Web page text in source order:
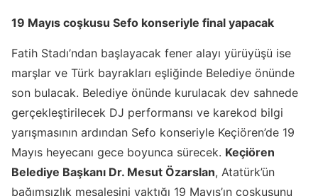
19 Mayıs coşkusu Sefo konseriyle final yapacak
Fatih Stadı’ndan başlayacak fener alayı yürüyüşü ise
marşlar ve Türk bayrakları eşliğinde Belediye önünde
son bulacak. Belediye önünde kurulacak dev sahnede
gerçekleştirilecek DJ performansı ve karekod bilgi
yarışmasının ardından Sefo konseriyle Keçiören’de 19
Mayıs heyecanı gece boyunca sürecek. Keçiören
Belediye Başkanı Dr. Mesut Özarslan, Atatürk’ün
bağımsızlık meşalesini yaktığı 19 Mayıs’ın coşkusunu